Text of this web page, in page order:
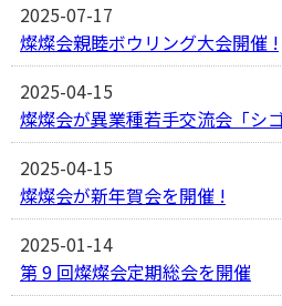
2025-07-17
燦燦会親睦ボウリング大会開催 !
2025-04-15
燦燦会が異業種若手交流会「シ
2025-04-15
燦燦会が新年賀会を開催 !
2025-01-14
第 9 回燦燦会定期総会を開催